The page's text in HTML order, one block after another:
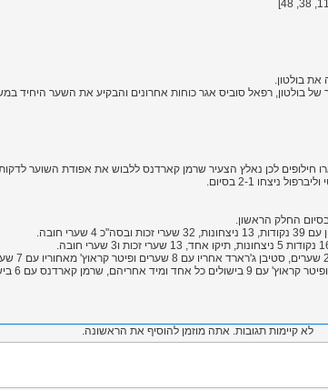
את בולטון.
2-1 בסיום.
החלק הראשון.
חובה.
קארדנס עם 6 בישולים.
לא קיימות תגובות. אתה מוזמן להוסיף את הראשונה.